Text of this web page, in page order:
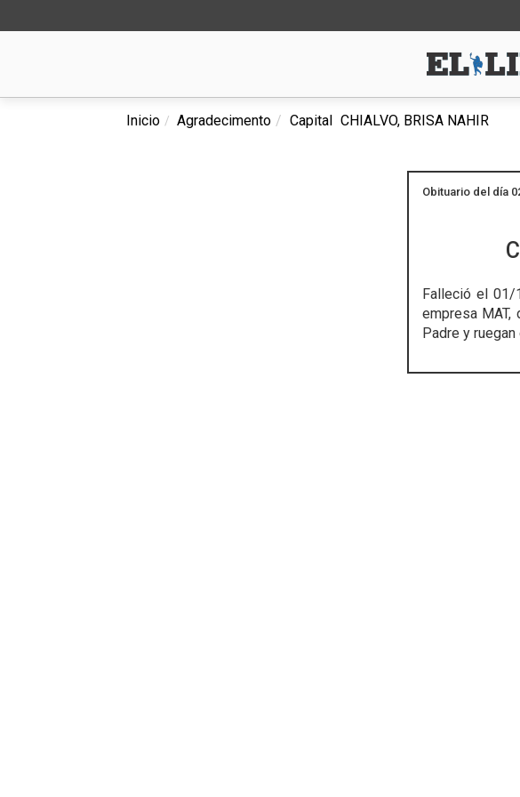
Inicio Agradecimento Capital CHIALVO, BRISA NAHIR
Obituario del día
Falleció el 01/
empresa MAT,
Padre y